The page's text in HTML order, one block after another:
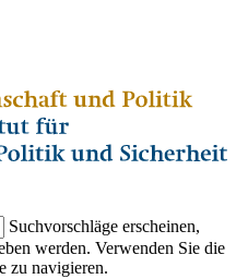
Suchvorschläge erscheinen,
werden. Verwenden Sie die
zu navigieren.